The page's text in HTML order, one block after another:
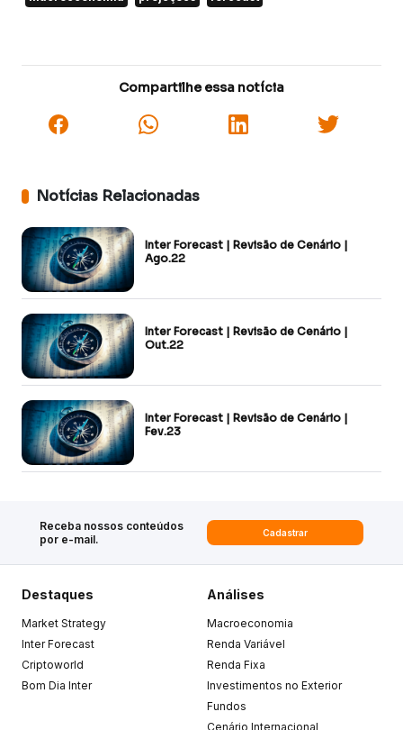
Compartilhe essa notícia
Notícias Relacionadas
Inter Forecast | Revisão de Cenário |
Ago.22
Inter Forecast | Revisão de Cenário |
Out.22
Inter Forecast | Revisão de Cenário |
Fev.23
Receba nossos conteúdos
por e-mail.
Cadastrar
Destaques
Market Strategy
Inter Forecast
Criptoworld
Bom Dia Inter
Análises
Macroeconomia
Renda Variável
Renda Fixa
Investimentos no Exterior
Fundos
Cenário Internacional